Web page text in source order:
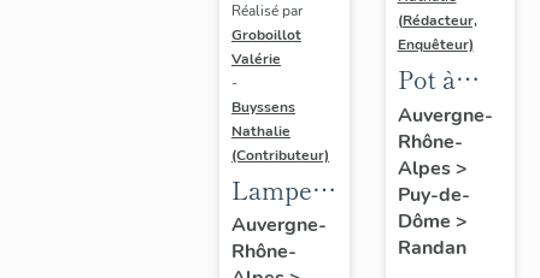
Réalisé par
Groboillot
Valérie
-
Buyssens
Nathalie
(Contributeur)
Lampe à
pétrole
n° 1
Auvergne-
Rhône-
(Rédacteur,
Enquêteur)
Pot à
crème n°
3
Auvergne-
Rhône-
Alpes>
Puy-de-
Dôme >
Randan